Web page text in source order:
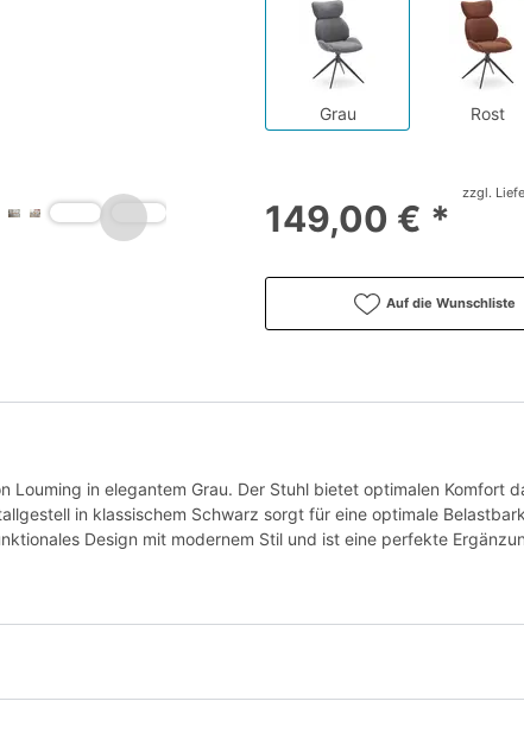
Grau Rost
149,00 € *
zzgl.
Auf die Wunschliste
Louming in elegantem Grau. Der Stuhl bietet optimalen Komfort
in klassischem Schwarz sorgt für eine optimale
Design mit modernem Stil und ist eine perfekte